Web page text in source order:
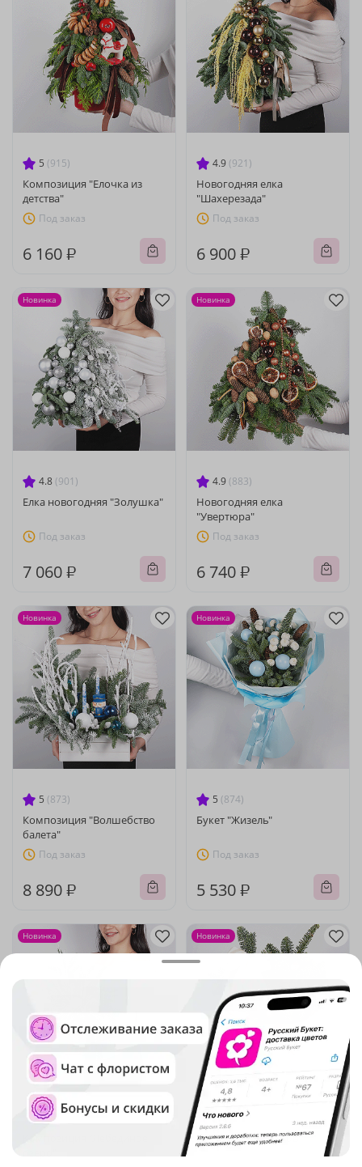
5 (915)
Композиция "Елочка из
детства"
Под заказ
6 160 ₽
4.9 (921)
Новогодняя елка
"Шахерезада"
Под заказ
6 900 ₽
4.8 (901)
Елка новогодняя "Золушка"
Под заказ
7 060 ₽
Новинка
4.9 (883)
Новогодняя елка
"Увертюра"
Под заказ
6 740 ₽
Новинка
5 (873)
Композиция "Волшебство
балета"
Под заказ
8 890 ₽
Новинка
5 (874)
Букет "Жизель"
Под заказ
5 530 ₽
Новинка
5(884)
Новинка
4.9(894)
Букет "Свет софитов"
Новинка